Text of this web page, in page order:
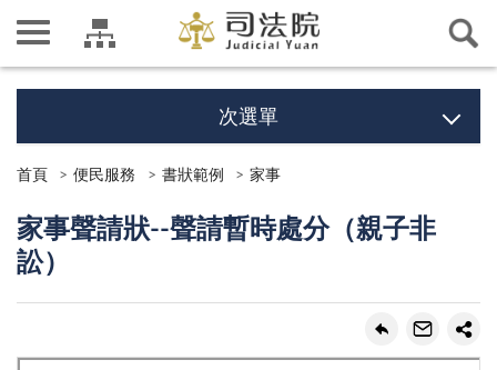
次選單
首頁 便民服務 書狀範例 家事
家事聲請狀--聲請暫時處分（親子非
訟）